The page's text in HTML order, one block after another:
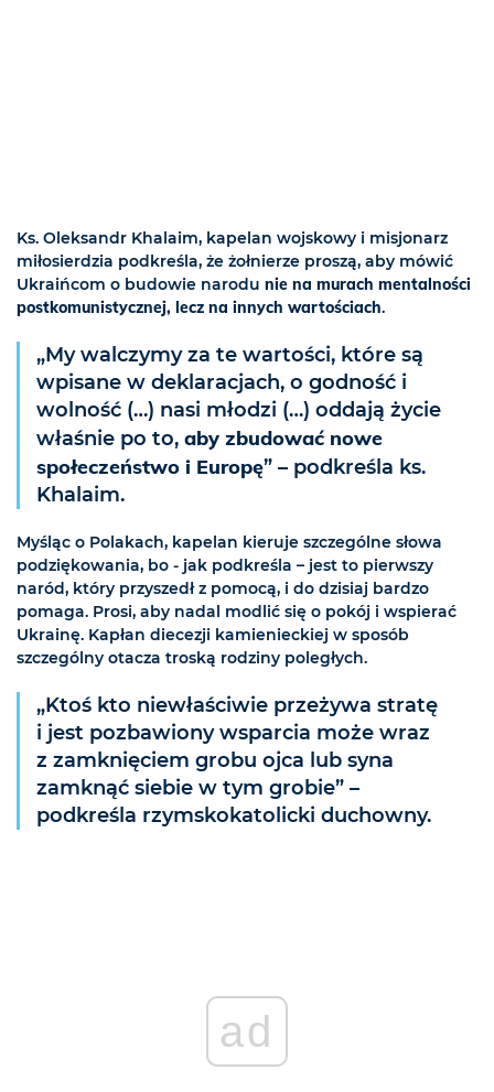
Ks. Oleksandr Khalaim, kapelan wojskowy i misjonarz
miłosierdzia podkreśla, że żołnierze proszą, aby mówić
Ukraińcom o budowie narodu nie na murach mentalności
postkomunistycznej, lecz na innych wartościach.
„My walczymy za te wartości, które są
wpisane w deklaracjach, o godność i
wolność (…) nasi młodzi (…) oddają życie
właśnie po to, aby zbudować nowe
społeczeństwo i Europę” – podkreśla ks.
Khalaim.
Myśląc o Polakach, kapelan kieruje szczególne słowa
podziękowania, bo - jak podkreśla – jest to pierwszy
naród, który przyszedł z pomocą, i do dzisiaj bardzo
pomaga. Prosi, aby nadal modlić się o pokój i wspierać
Ukrainę. Kapłan diecezji kamienieckiej w sposób
szczególny otacza troską rodziny poległych.
„Ktoś kto niewłaściwie przeżywa stratę
i jest pozbawiony wsparcia może wraz
z zamknięciem grobu ojca lub syna
zamknąć siebie w tym grobie” –
podkreśla rzymskokatolicki duchowny.
ad